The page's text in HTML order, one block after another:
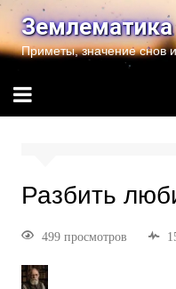
Землематика
Приметы, значение снов
Разбить
499 просмотров